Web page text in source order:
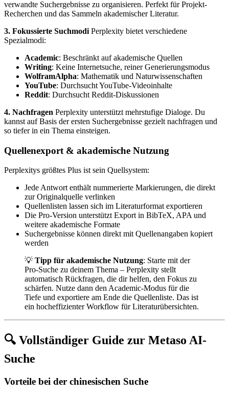
verwandte Suchergebnisse zu organisieren. Perfekt für Projekt-
Recherchen und das Sammeln akademischer Literatur.
3. Fokussierte Suchmodi Perplexity bietet verschiedene
Spezialmodi:
Academic: Beschränkt auf akademische Quellen
Writing: Keine Internetsuche, reiner Generierungsmodus
WolframAlpha: Mathematik und Naturwissenschaften
YouTube: Durchsucht YouTube-Videoinhalte
Reddit: Durchsucht Reddit-Diskussionen
4. Nachfragen Perplexity unterstützt mehrstufige Dialoge. Du
kannst auf Basis der ersten Suchergebnisse gezielt nachfragen und
so tiefer in ein Thema einsteigen.
Quellenexport & akademische Nutzung
Perplexitys größtes Plus ist sein Quellsystem:
Jede Antwort enthält nummerierte Markierungen, die direkt
zur Originalquelle verlinken
Quellenlisten lassen sich im Literaturformat exportieren
Die Pro-Version unterstützt Export in BibTeX, APA und
weitere akademische Formate
Suchergebnisse können direkt mit Quellenangaben kopiert
werden
💡 Tipp für akademische Nutzung: Starte mit der
Pro-Suche zu deinem Thema – Perplexity stellt
automatisch Rückfragen, die dir helfen, den Fokus zu
schärfen. Nutze dann den Academic-Modus für die
Tiefe und exportiere am Ende die Quellenliste. Das ist
ein hocheffizienter Workflow für Literaturübersichten.
🔍 Vollständiger Guide zur Metaso AI-
Suche
Vorteile bei der chinesischen Suche